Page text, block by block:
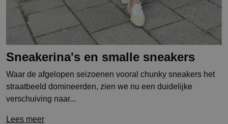
Sneakerina's en smalle sneakers
Waar de afgelopen seizoenen vooral chunky sneakers het
straatbeeld domineerden, zien we nu een duidelijke
verschuiving naar...
Lees meer